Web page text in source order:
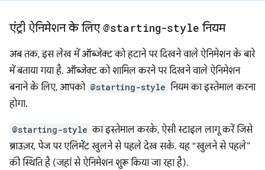
एंट्री ऐनिमेशन के लिए@starting-style नियम
अब तक, इस लेख में ऑब्जेक्ट को हटाने पर दिखने वाले ऐनिमेशन के बारे
में बताया गया है. ऑब्जेक्ट को शामिल करने पर दिखने वाले ऐनिमेशन
बनाने के लिए, आपको @starting-style नियम का इस्तेमाल करना
होगा.
@starting-style का इस्तेमाल करके, ऐसी स्टाइल लागू करें जिसे
ब्राउज़र, पेज पर एलिमेंट खुलने से पहले देख सके. यह “खुलने से पहले”
की स्थिति है (जहां से ऐनिमेशन शुरू किया जा रहा है).